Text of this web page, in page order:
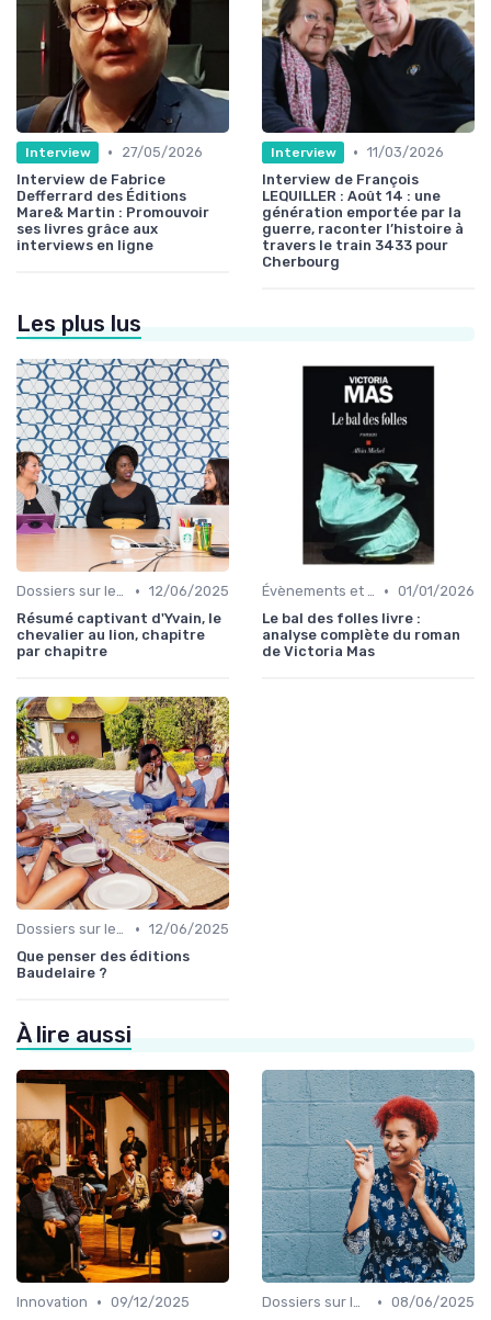
Interview •
27/05/2026
Interview de Fabrice
Defferrard des Éditions
Mare& Martin : Promouvoir
ses livres grâce aux
interviews en ligne
Interview • 11/03/2026
Interview de François
LEQUILLER : Août 14 : une
génération emportée par la
guerre, raconter l’histoire à
travers le train 3433 pour
Cherbourg
Les plus lus
Dossiers sur le monde de l'édition • 12/06/2025
Résumé captivant d'Yvain, le
chevalier au lion, chapitre
par chapitre
Évènements et prix litéraires • 01/01/2026
Le bal des folles livre :
analyse complète du roman
de Victoria Mas
Dossiers sur le monde de l'édition • 12/06/2025
Que penser des éditions
Baudelaire ?
À lire aussi
Innovation • 09/12/2025
Dossiers sur le monde de l'édition • 08/06/2025